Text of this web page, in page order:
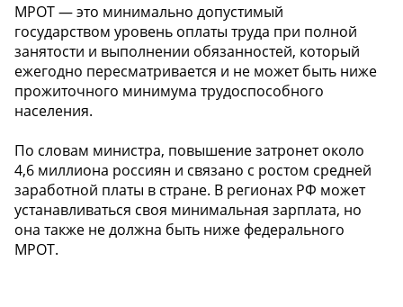
МРОТ — это минимально допустимый
государством уровень оплаты труда при полной
занятости и выполнении обязанностей, который
ежегодно пересматривается и не может быть ниже
прожиточного минимума трудоспособного
населения.
По словам министра, повышение затронет около
4,6 миллиона россиян и связано с ростом средней
заработной платы в стране. В регионах РФ может
устанавливаться своя минимальная зарплата, но
она также не должна быть ниже федерального
МРОТ.